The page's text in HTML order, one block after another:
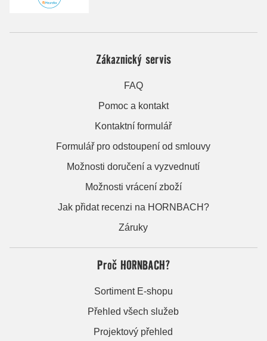
Zákaznický servis
FAQ
Pomoc a kontakt
Kontaktní formulář
Formulář pro odstoupení od smlouvy
Možnosti doručení a vyzvednutí
Možnosti vrácení zboží
Jak přidat recenzi na HORNBACH?
Záruky
Proč HORNBACH?
Sortiment E-shopu
Přehled všech služeb
Projektový přehled